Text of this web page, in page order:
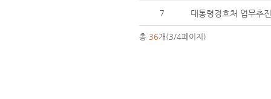
7 대통령경호처 업무추
총 36개(3/4페이지)